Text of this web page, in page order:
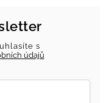
s
údajů